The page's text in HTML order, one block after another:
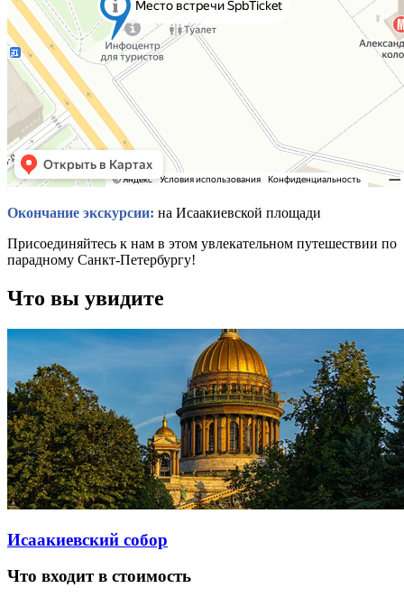
Окончание экскурсии: на Исаакиевской площади
Присоединяйтесь к нам в этом увлекательном путешествии по
парадному Санкт-Петербургу!
Что вы увидите
Исаакиевский собор
Что входит в стоимость